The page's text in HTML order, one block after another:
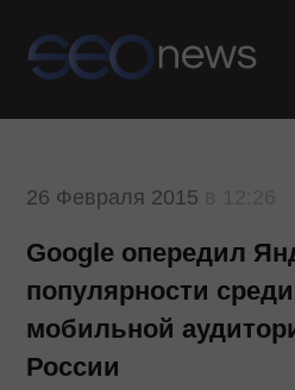
26 Февраля 2015
Google опередил
популярности среди
мобильной
России